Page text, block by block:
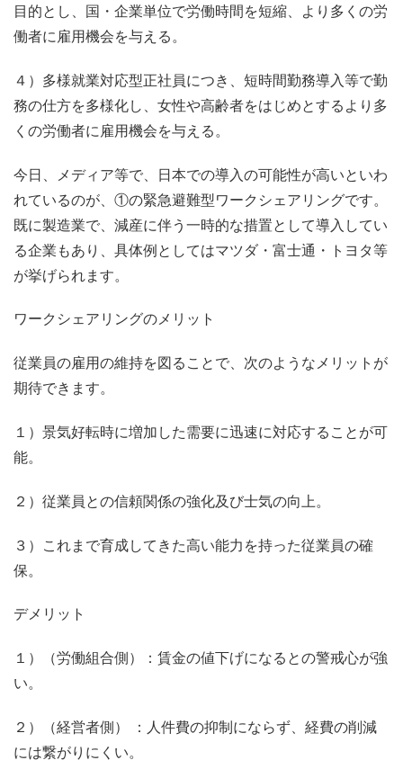
目的とし、国・企業単位で労働時間を短縮、より多くの労
働者に雇用機会を与える。
４）多様就業対応型正社員につき、短時間勤務導入等で勤
務の仕方を多様化し、女性や高齢者をはじめとするより多
くの労働者に雇用機会を与える。
今日、メディア等で、日本での導入の可能性が高いといわ
れているのが、①の緊急避難型ワークシェアリングです。
既に製造業で、減産に伴う一時的な措置として導入してい
る企業もあり、具体例としてはマツダ・富士通・トヨタ等
が挙げられます。
ワークシェアリングのメリット
従業員の雇用の維持を図ることで、次のようなメリットが
期待できます。
１）景気好転時に増加した需要に迅速に対応することが可
能。
２）従業員との信頼関係の強化及び士気の向上。
３）これまで育成してきた高い能力を持った従業員の確
保。
デメリット
１）（労働組合側）：賃金の値下げになるとの警戒心が強
い。
２）（経営者側） ：人件費の抑制にならず、経費の削減
には繋がりにくい。